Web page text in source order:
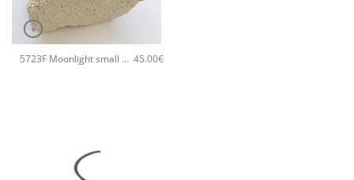
+
5723F Moonlight small χειροποίητα σκουλαρίκια Catherine bijoux Άσπρο 45.00€